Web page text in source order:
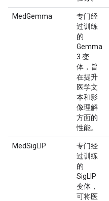
MedGemma
专门经
过训练
的
Gemma
3 变
体，旨
在提升
医学文
本和影
像理解
方面的
性能。
MedSigLIP
专门经
过训练
的
SigLIP
变体，
可将医